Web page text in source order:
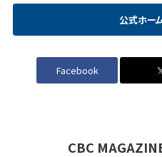
公式ホー
Facebook
CBC